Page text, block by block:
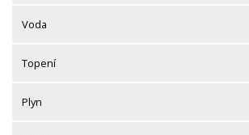
Voda
Topení
Plyn